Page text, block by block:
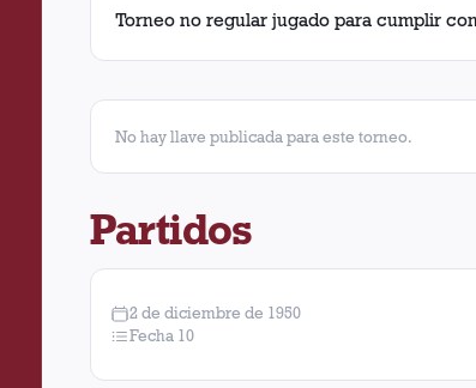
Torneo no regular jugado para cumplir
No hay llave publicada para este torneo.
Partidos
2 de diciembre de 1950
Fecha 10